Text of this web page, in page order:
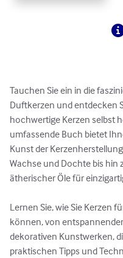
Tauchen Sie ein in die
Duftkerzen und entdecken
hochwertige Kerzen selbst
umfassende Buch bietet
Kunst der
Wachse und Dochte bis
ätherischer Öle für
Lernen Sie, wie Sie Kerzen
können, von
dekorativen Kunstwerken,
praktischen Tipps und